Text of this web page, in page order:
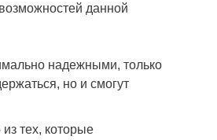
данной
надежными, только
но и смогут
тех, которые